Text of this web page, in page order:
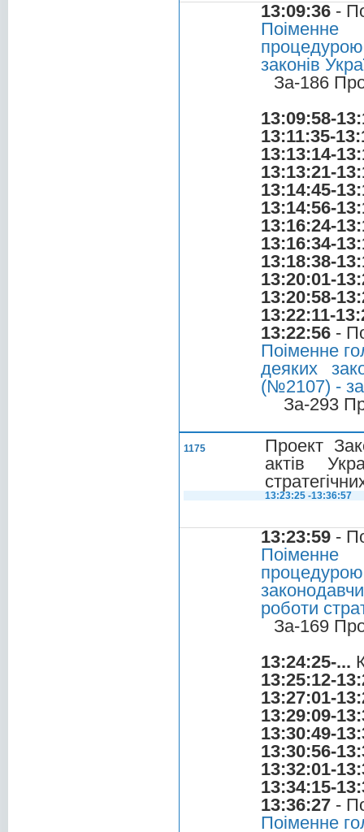
13:09:36 -
Поіменне
законів
За-186
13:09:58-
13:11:35-
13:13:14-
13:13:21-
13:14:45-
13:14:56-
13:16:24-
13:16:34-
13:18:38-
13:20:01-
13:20:58-
13:22:11-
13:22:56 -
Поіменне
деяких
(№2107) -
За-293
1175
Проект
актів
13:23:25 -13:36:57
13:23:59 -
Поіменне
роботи
За-169
13:24:25-...
13:25:12-
13:27:01-
13:29:09-
13:30:49-
13:30:56-
13:32:01-
13:34:15-
13:36:27 -
Поіменне